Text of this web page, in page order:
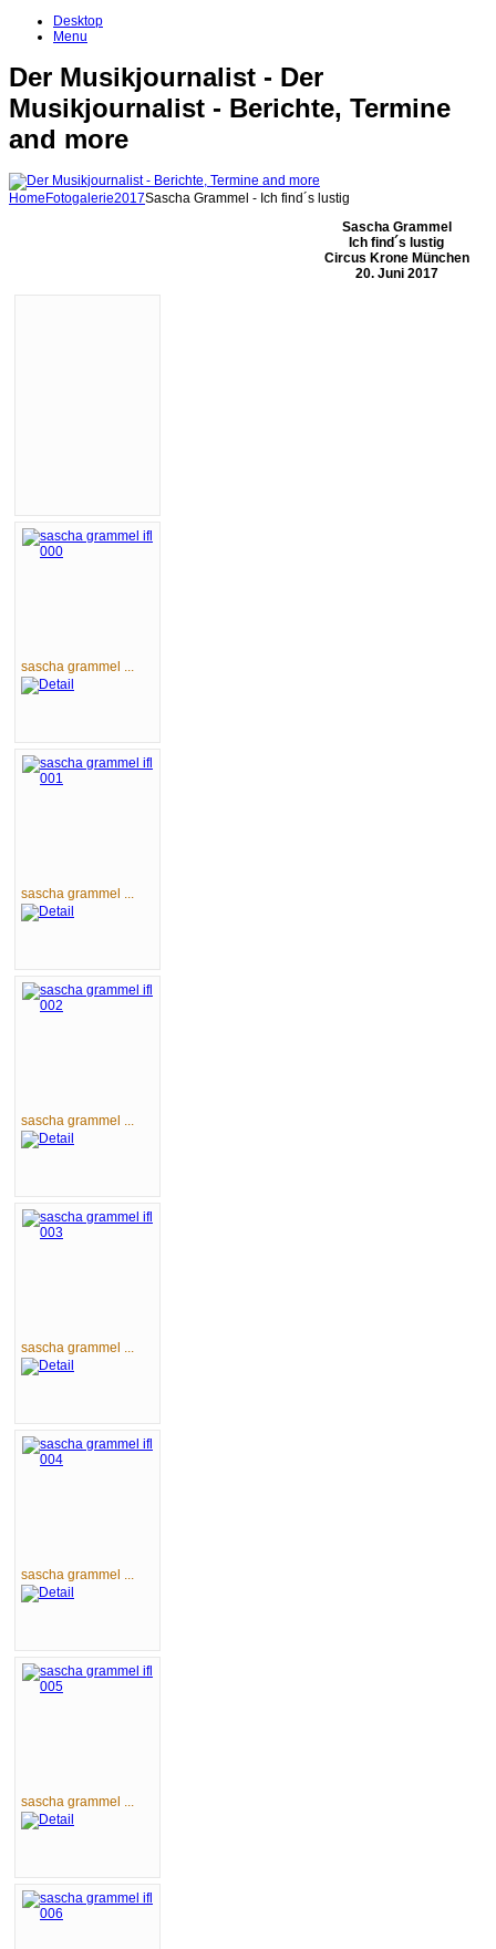
Desktop
Menu
Der Musikjournalist - Der
Musikjournalist - Berichte, Termine
and more
Home Fotogalerie2017Sascha Grammel - Ich find´s lustig
Sascha Grammel
Ich find´s lustig
Circus Krone München
20. Juni 2017
sascha grammel ...
sascha grammel ...
sascha grammel ...
sascha grammel ...
sascha grammel ...
sascha grammel ...